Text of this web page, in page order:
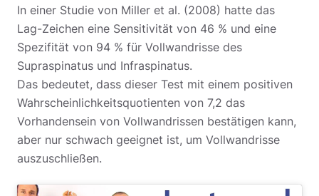
In einer Studie von Miller et al. (2008) hatte das
Lag-Zeichen eine Sensitivität von 46 % und eine
Spezifität von 94 % für Vollwandrisse des
Supraspinatus und Infraspinatus.
Das bedeutet, dass dieser Test mit einem positiven
Wahrscheinlichkeitsquotienten von 7,2 das
Vorhandensein von Vollwandrissen bestätigen kann,
aber nur schwach geeignet ist, um Vollwandrisse
auszuschließen.